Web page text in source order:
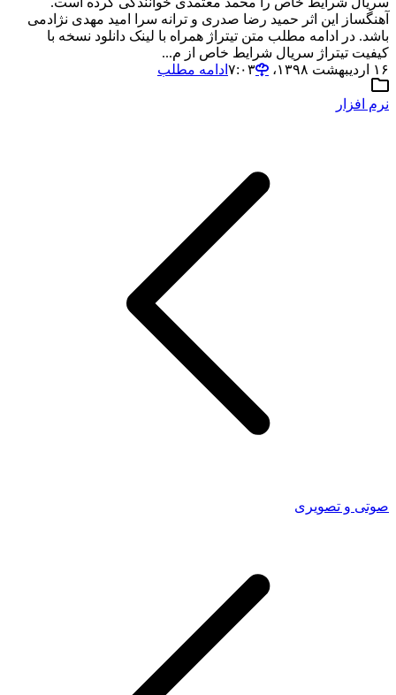
آهنگساز این اثر حمید رضا صدری و ترانه سرا امید مهدی نژادمی
باشد. در ادامه مطلب متن تیتراژ همراه با لینک دانلود نسخه با
کیفیت تیتراژ سریال شرایط خاص از م...
۱۶ اردیبهشت ۱۳۹۸،‏ ۷:۰۳
ادامه مطلب
نرم افزار
صوتی و تصویری